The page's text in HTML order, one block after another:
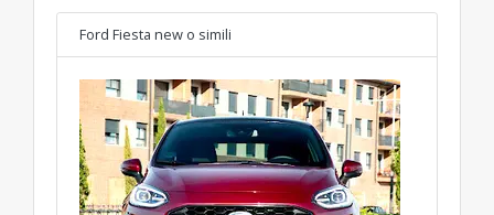
Ford Fiesta new o simili